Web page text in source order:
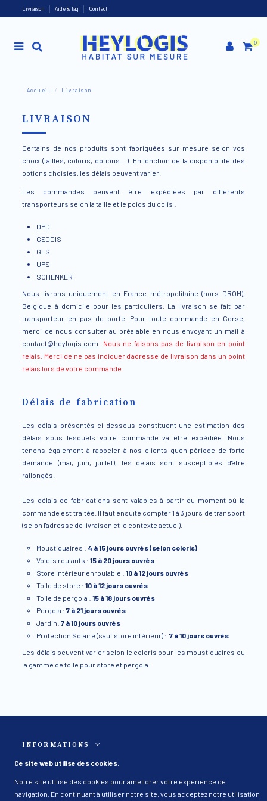
Livraison Aide & faq Contact
0
Accueil Livraison
LIVRAISON
Certains de nos produits sont fabriquées sur mesure selon vos
choix (tailles, coloris, options... ). En fonction de la disponibilité des
options choisies, les délais peuvent varier.
Les commandes peuvent être expédiées par différents
transporteurs selon la taille et le poids du colis :
DPD
GEODIS
GLS
UPS
SCHENKER
Nous livrons uniquement en France métropolitaine (hors DROM),
Belgique à domicile pour les particuliers. La livraison se fait par
transporteur en pas de porte. Pour toute commande en Corse,
merci de nous consulter au préalable en nous envoyant un mail à
contact@heylogis.com
Nous ne faisons pas de livraison en point
relais. Merci de ne pas indiquer d'adresse de livraison dans un point
relais lors de votre commande.
Délais de fabrication
Les délais présentés ci-dessous constituent une estimation des
délais sous lesquels votre commande va être expédiée. Nous
tenons également à rappeler à nos clients qu'en période de forte
demande (mai, juin, juillet), les délais sont susceptibles d'être
rallongés.
Les délais de fabrications sont valables à partir du moment où la
commande est traitée. Il faut ensuite compter 1 à 3 jours de transport
(selon l'adresse de livraison et le contexte actuel).
Moustiquaires : 4 à15 jours ouvrés(selon coloris)
Volets roulants :15 à 20 jours ouvrés
Store intérieur enroulable :10 à 12 jours ouvrés
Toile de store :10 à 12 jours ouvrés
Toile de pergola : 15 à 18 jours ouvrés
Pergola :7 à 21 jours ouvrés
Jardin:7 à 10 jours ouvrés
Protection Solaire (sauf store intérieur) :7 à 10 jours ouvrés
Les délais peuvent varier selon le coloris pour les moustiquaires ou
la gamme de toile pour store et pergola.
INFORMATIONS
CONTACTEZ NOUS
Ce site web utilise des cookies.
Notre site utilise des cookies pour améliorer votre expérience de
navigation. En continuant à utiliser notre site, vous acceptez notre utilisation